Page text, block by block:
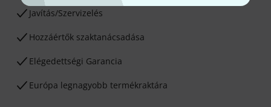
Javítás/Szervizelés
Hozzáértők szaktanácsadása
Elégedettségi Garancia
Európa legnagyobb termékraktára